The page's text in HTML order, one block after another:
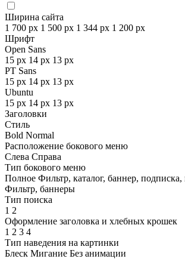
Ширина сайта
1 700 px 1 500 px 1 344 px 1 200 px
Шрифт
Open Sans
15 px 14 px 13 px
PT Sans
15 px 14 px 13 px
Ubuntu
15 px 14 px 13 px
Заголовки
Стиль
Bold Normal
Расположение бокового меню
Слева Справа
Тип бокового меню
Полное Фильтр, каталог, баннер, подписка,
Фильтр, баннеры
Тип поиска
1 2
Оформление заголовка и хлебных крошек
1 2 3 4
Тип наведения на картинки
Блеск Мигание Без анимации